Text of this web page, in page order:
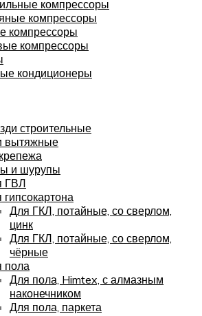
компрессоры
компрессоры
компрессоры
компрессоры
кондиционеры
строительные
вытяжные
и шурупы
ГВЛ
гипсокартона
Для ГКЛ, потайные, со сверлом,
цинк
Для ГКЛ, потайные, со сверлом,
чёрные
пола
Для пола, Himtex, с алмазным
наконечником
Для пола, паркета